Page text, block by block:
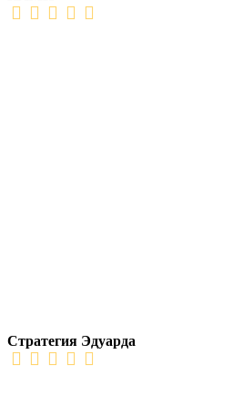
Стратегия Эдуарда